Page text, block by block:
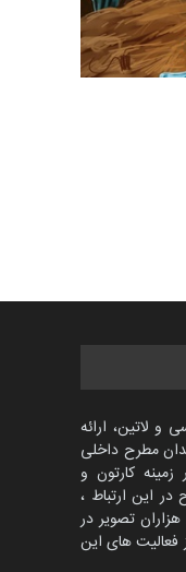
و لاتین، ارائه
مطرح داخلی
کارتون و
در این ارتباط ،
تصویر در
فعالیت های این